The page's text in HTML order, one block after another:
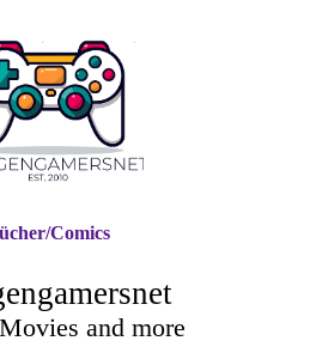
and more
Comics